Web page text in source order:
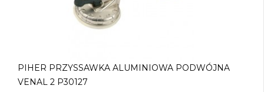
PIHER PRZYSSAWKA ALUMINIOWA PODWÓJNA
VENAL 2 P30127